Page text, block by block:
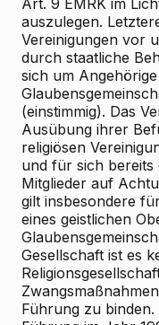
Art. 9 EMRK im
auszulegen.
Vereinigungen vor
durch staatliche
sich um
(einstimmig). Das
Ausübung ihrer
religiösen
und für sich bereits
Mitglieder auf
gilt insbesondere
eines geistlichen
Gesellschaft ist es
Führung zu